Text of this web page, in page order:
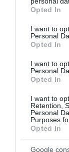
grant or deny
use your data
consent section.
Opted In
I want to
Personal
Opted In
I want to
Personal
Opted In
I want to
Retention,
Personal
Purposes
Opted In
Google
46χρονη από τη